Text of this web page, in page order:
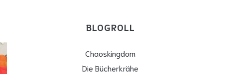
BLOGROLL
Chaoskingdom
Die Bücherkrähe